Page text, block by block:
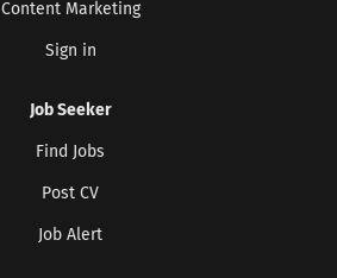
Content Marketing
Sign in
Job Seeker
Find Jobs
Post CV
Job Alert